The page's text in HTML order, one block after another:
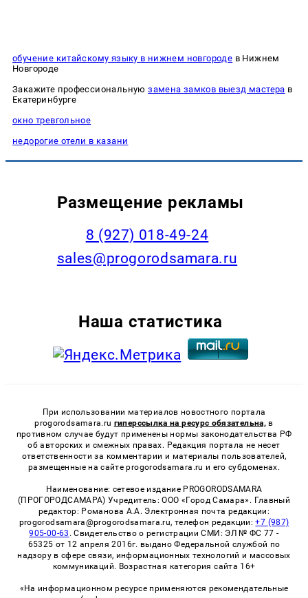
обучение китайскому языку в нижнем новгороде в Нижнем
Новгороде
Закажите профессиональнуюзамена замков выезд мастера в
Екатеринбурге
окно тревгольное
недорогие отели в казани
Размещение рекламы
8 (927) 018-49-24
sales@progorodsamara.ru
Наша статистика
При использовании материалов новостного портала
progorodsamara.ru гиперссылка на ресурс обязательна, в
противном случае будут применены нормы законодательства РФ
об авторских и смежных правах. Редакция портала не несет
ответственности за комментарии и материалы пользователей,
размещенные на сайте progorodsamara.ru и его субдоменах.
Наименование: сетевое издание PROGORODSAMARA
(ПРОГОРОДСАМАРА) Учредитель: ООО «Город Самара». Главный
редактор: Романова А.А. Электронная почта редакции:
progorodsamara@progorodsamara.ru, телефон редакции:+7 (987)
905-00-63 . Свидетельство о регистрации СМИ: ЭЛ № ФС 77 -
65325 от 12 апреля 2016г. выдано Федеральной службой по
надзору в сфере связи, информационных технологий и массовых
коммуникаций. Возрастная категория сайта 16+
«На информационном ресурсе применяются рекомендательные